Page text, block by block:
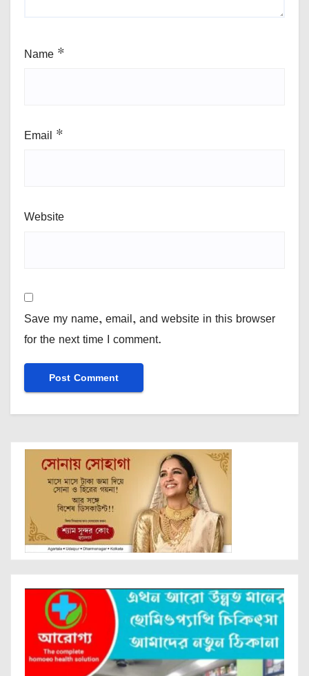
Name *
Email *
Website
Save my name, email, and website in this browser
for the next time I comment.